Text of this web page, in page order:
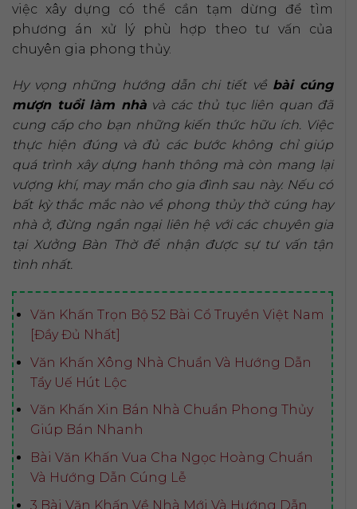
việc xây dựng có thể cần tạm dừng để tìm
phương án xử lý phù hợp theo tư vấn của
chuyên gia phong thủy.
Hy vọng những hướng dẫn chi tiết về bài cúng
mượn tuổi làm nhàvà các thủ tục liên quan đã
cung cấp cho bạn những kiến thức hữu ích. Việc
thực hiện đúng và đủ các bước không chỉ giúp
quá trình xây dựng hanh thông mà còn mang lại
vượng khí, may mắn cho gia đình sau này. Nếu có
bất kỳ thắc mắc nào về phong thủy thờ cúng hay
nhà ở, đừng ngần ngại liên hệ với các chuyên gia
tại Xưởng Bàn Thờ để nhận được sự tư vấn tận
tình nhất.
Văn Khấn Trọn Bộ 52 Bài Cổ Truyền Việt Nam
[Đầy Đủ Nhất]
Văn Khấn Xông Nhà Chuẩn Và Hướng Dẫn
Tẩy Uế Hút Lộc
Văn Khấn Xin Bán Nhà Chuẩn Phong Thủy
Giúp Bán Nhanh
Bài Văn Khấn Vua Cha Ngọc Hoàng Chuẩn
Và Hướng Dẫn Cúng Lễ
3 Bài Văn Khấn Về Nhà Mới Và Hướng Dẫn